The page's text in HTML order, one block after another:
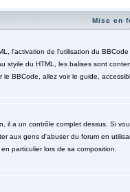
Mise en
l'activation de l'utilisation du
styile du HTML, les balises sont
BBCode, allez voir le guide,
il a un contrôle complet dessus. Si
aux gens d'abuser du forum en
particulier lors de sa composition.